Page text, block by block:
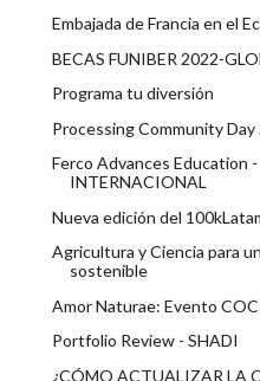
Embajada de Francia en el
BECAS FUNIBER 2022-
Programa tu diversión
Processing Community Day
Ferco Advances Education
INTERNACIONAL
Nueva edición del
Agricultura y Ciencia para
sostenible
Amor Naturae: Evento
Portfolio Review - SHADI
¿CÓMO ACTUALIZAR LA